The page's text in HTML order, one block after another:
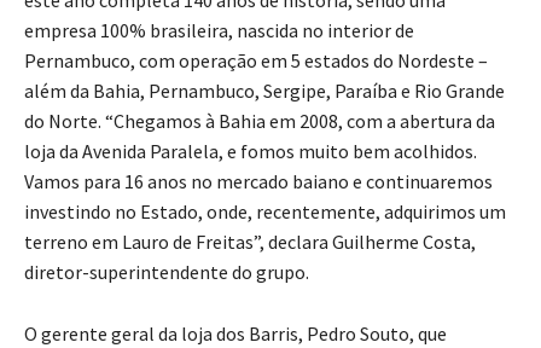
empresa 100% brasileira, nascida no interior de
Pernambuco, com operação em 5 estados do Nordeste –
além da Bahia, Pernambuco, Sergipe, Paraíba e Rio Grande
do Norte. “Chegamos à Bahia em 2008, com a abertura da
loja da Avenida Paralela, e fomos muito bem acolhidos.
Vamos para 16 anos no mercado baiano e continuaremos
investindo no Estado, onde, recentemente, adquirimos um
terreno em Lauro de Freitas”, declara Guilherme Costa,
diretor-superintendente do grupo.
O gerente geral da loja dos Barris, Pedro Souto, que